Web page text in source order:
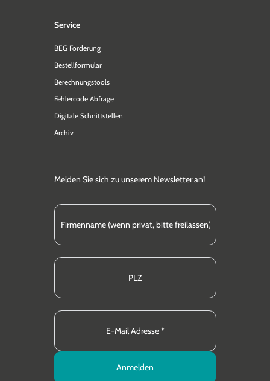
Service
BEG Förderung
Bestellformular
Berechnungstools
Fehlercode Abfrage
Digitale Schnittstellen
Archiv
Melden Sie sich zu unserem Newsletter an!
Anmelden